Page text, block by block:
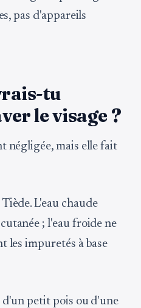
pas d'appareils
tu
le visage ?
négligée, mais elle fait
Tiède. L'eau chaude
; l'eau froide ne
les impuretés à base
petit pois ou d'une